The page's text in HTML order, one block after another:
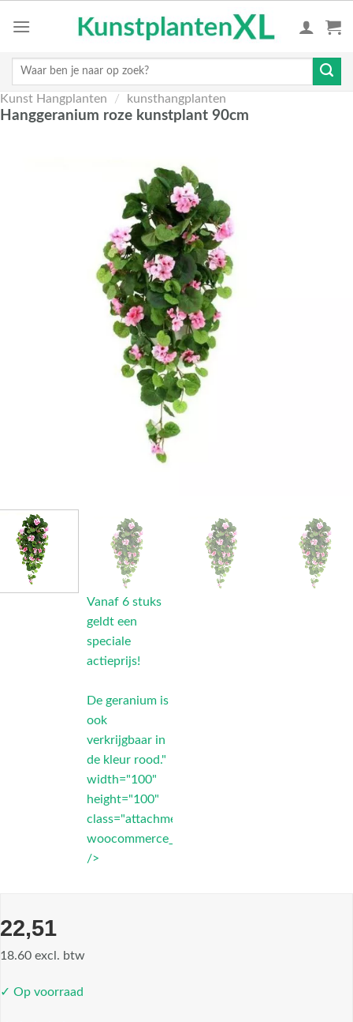
Zoeken
Kunst Hangplanten / kunsthangplanten
Hanggeranium roze kunstplant 90cm
Vanaf 6 stuks
geldt een
speciale
actieprijs!
De geranium is
ook
verkrijgbaar in
de kleur rood."
width="100"
height="100"
class="attachment-
woocommerce_thumbnail"
/>
22,51
18.60 excl. btw
✓ Op voorraad